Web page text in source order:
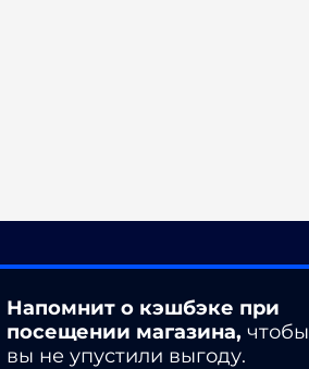
Напомнит о кэшбэке при
посещении магазина, чтобы
вы не упустили выгоду.